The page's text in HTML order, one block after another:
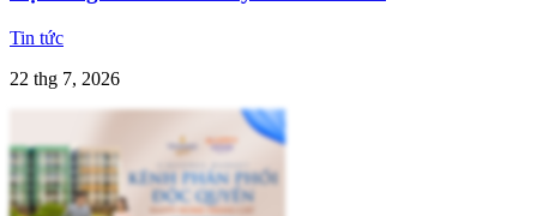
Tin tức
22 thg 7, 2026